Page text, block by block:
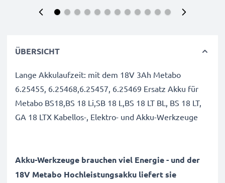
ÜBERSICHT
Lange Akkulaufzeit: mit dem 18V 3Ah Metabo
6.25455, 6.25468,6.25457, 6.25469 Ersatz Akku für
Metabo BS18,BS 18 Li,SB 18 L,BS 18 LT BL, BS 18 LT,
GA 18 LTX Kabellos-, Elektro- und Akku-Werkzeuge
Akku-Werkzeuge brauchen viel Energie - und der
18V Metabo Hochleistungsakku liefert sie